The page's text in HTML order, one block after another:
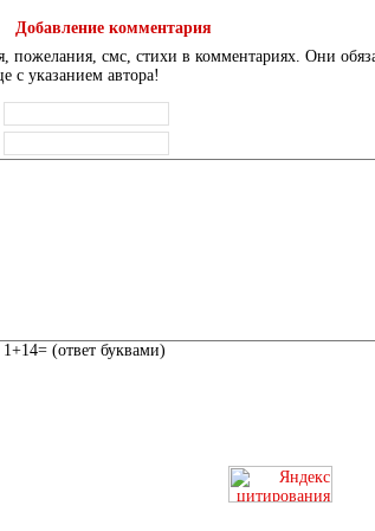
Добавление комментария
пожелания, смс, стихи в комментариях. Они
с указанием автора!
1+14= (ответ буквами)